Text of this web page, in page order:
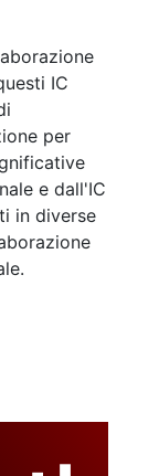
IC
per
e dall'IC
in diverse